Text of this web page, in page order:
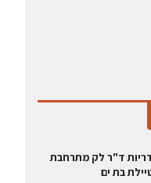
ד"ר לק מתרחבת
בת ים